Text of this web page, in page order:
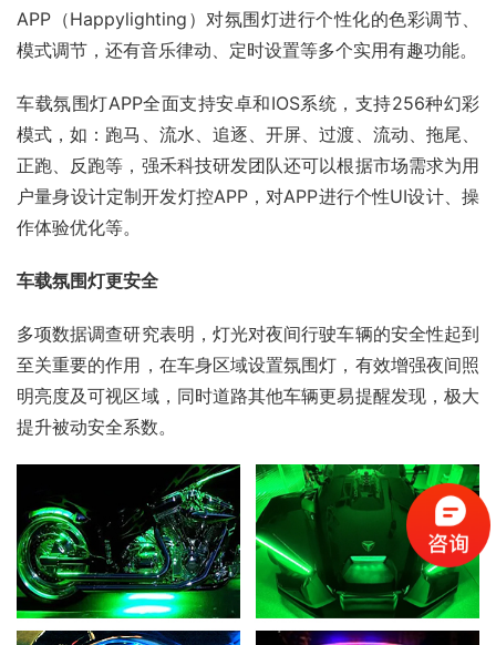
APP（Happylighting）对氛围灯进行个性化的色彩调节、
模式调节，还有音乐律动、定时设置等多个实用有趣功能。
车载氛围灯APP全面支持安卓和IOS系统，支持256种幻彩
模式，如：跑马、流水、追逐、开屏、过渡、流动、拖尾、
正跑、反跑等，强禾科技研发团队还可以根据市场需求为用
户量身设计定制开发灯控APP，对APP进行个性UI设计、操
作体验优化等。
车载氛围灯更安全
多项数据调查研究表明，灯光对夜间行驶车辆的安全性起到
至关重要的作用，在车身区域设置氛围灯，有效增强夜间照
明亮度及可视区域，同时道路其他车辆更易提醒发现，极大
提升被动安全系数。